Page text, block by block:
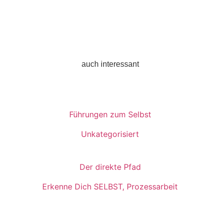
auch interessant
Führungen zum Selbst
Unkategorisiert
Der direkte Pfad
Erkenne Dich SELBST, Prozessarbeit